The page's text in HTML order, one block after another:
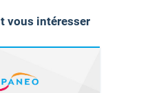
vous intéresser